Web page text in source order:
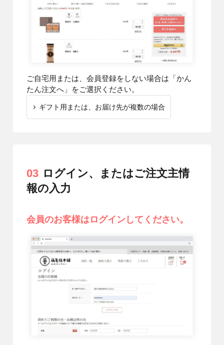
ご自宅用または、会員登録をしない場合は「かん
たん注文へ」をご選択ください。
ギフト用または、お届け先が複数の場合
03 ログイン、またはご注文主情
報の入力
会員のお客様はログインしてください。